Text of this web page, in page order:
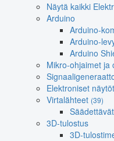
Näytä kaikki
Arduino
Arduino-
Arduino-
Arduino
Mikro-ohjaimet ja
Elektroniset näytöt
Virtalähteet (39)
3D-tulostus
3D-